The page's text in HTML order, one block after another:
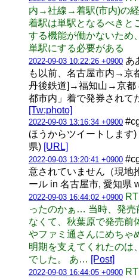
内→社線→着駅(市内)の
着駅は単駅となるべきと
する機能が働かないため
単駅にする必要がある
2022-09-03 10:22:26 +0900 あ
も以前、名古屋市内→
丹後鉄道]→福知山→京都
都市内」着で発券されて
[Tw:photo]
2022-09-03 13:16:34 +0900
ほうからツイートします
県) [URL]
2022-09-03 13:20:41 +0900
意されていません（現地
ール in 名古屋市, 愛知県
2022-09-03 16:44:02 +0900
ったのかぁ… 当時、発売
なくて、秋葉原で発売前
やファミ通さんにめちゃ
明期を支えてくれたのは
でした。 あ… [Post]
2022-09-03 16:44:05 +0900